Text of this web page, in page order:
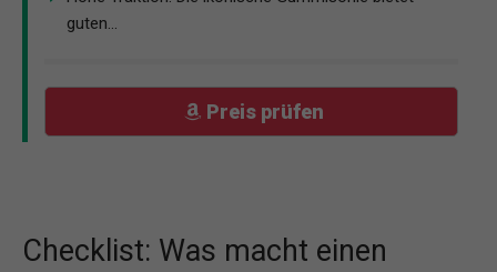
guten...
Preis prüfen
Checklist: Was macht einen